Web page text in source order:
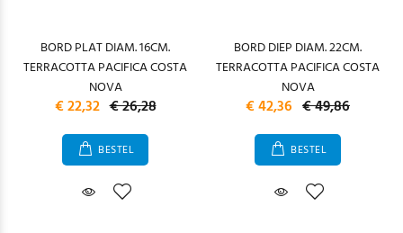
BORD PLAT DIAM. 16CM.
TERRACOTTA PACIFICA COSTA
NOVA
€ 22,32 € 26,28
BESTEL
BORD DIEP DIAM. 22CM.
TERRACOTTA PACIFICA COSTA
NOVA
€ 42,36 € 49,86
BESTEL